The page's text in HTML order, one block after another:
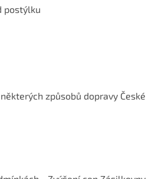
postýlku
způsobů dopravy České